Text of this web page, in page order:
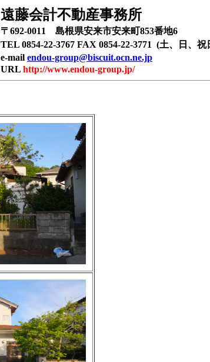
遠藤会計不動産事務所
〒692-0011 島根県安来市安来町853番地6
TEL 0854-22-3767 FAX 0854-22-3771 (土、日、
e-mail endou-group@biscuit.ocn.ne.jp
URL http://www.endou-group.jp/